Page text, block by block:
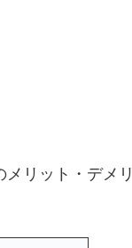
リット・デメリ